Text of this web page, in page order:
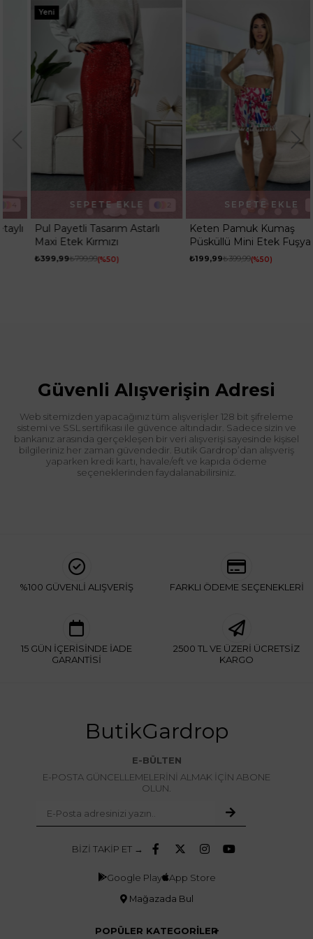
2
Pul Payetli Tasarım Astarlı
Maxi Etek Kırmızı
₺399,99₺799,99 %50
SEPETE EKLE 1
Keten Pamuk Kumaş
Püsküllü Mini Etek Fuşya
₺199,99₺399,99 %50
SEPETE EKLE
Güvenli Alışverişin Adresi
Web sitemizden yapacağınız tüm alışverişler 128 bit şifreleme
sistemi ve SSL sertifikası ile güvence altındadır. Sadece sizin ve
bankanız arasında gerçekleşen bir veri alışverişi sayesinde kişisel
bilgileriniz her zaman güvendedir. Butik Gardrop’dan alışveriş
yaparken kredi kartı, havale/eft ve kapıda ödeme
seçeneklerinden faydalanabilirsiniz.
%100 GÜVENLİ ALIŞVERİŞ FARKLI ÖDEME SEÇENEKLERİ
15 GÜN İÇERİSİNDE İADE
GARANTİSİ
2500 TL VE ÜZERİ ÜCRETSİZ
KARGO
ButikGardrop
E-BÜLTEN
E-POSTA GÜNCELLEMELERİNİ ALMAK İÇİN ABONE
OLUN.
BİZİ TAKİP ET →
Google Play App Store
Mağazada Bul
POPÜLER KATEGORİLER